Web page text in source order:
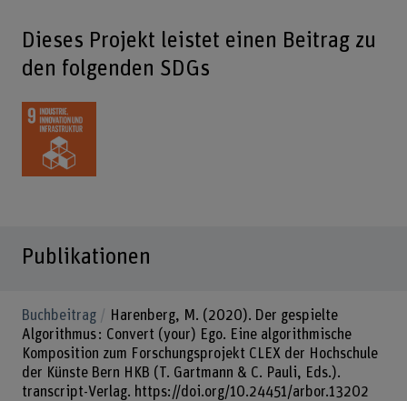
Dieses Projekt leistet einen Beitrag zu
den folgenden SDGs
Publikationen
Buchbeitrag
Harenberg, M. (2020). Der gespielte
Algorithmus : Convert (your) Ego. Eine algorithmische
Komposition zum Forschungsprojekt CLEX der Hochschule
der Künste Bern HKB (T. Gartmann & C. Pauli, Eds.).
transcript-Verlag. https://doi.org/10.24451/arbor.13202